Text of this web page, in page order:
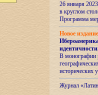
26 января
в круглом
Программа
Новое
идентичности
В монографии
исторических
Журнал